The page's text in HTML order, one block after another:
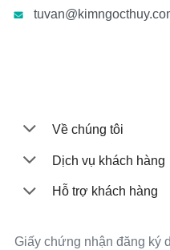
Về chúng tôi
Dịch vụ khách hàng
Hỗ trợ khách hàng
Giấy chứng nhận đăng ký